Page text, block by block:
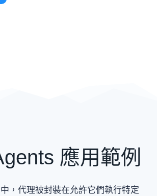
應用範例
，代理被封裝在允許它們執行特定